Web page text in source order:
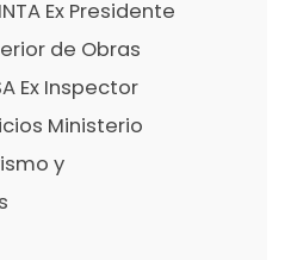
Ex Presidente
de Obras
Ex Inspector
Ministerio
y